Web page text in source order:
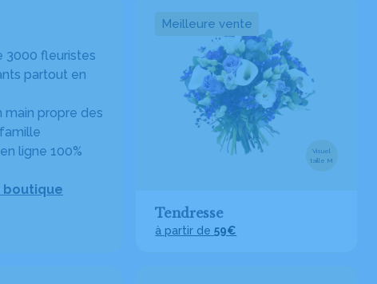
3000 fleuristes
partout en
main propre des
ligne 100%
boutique
Meilleure vente
Visuel
taille M
Tendresse
à partir de59€